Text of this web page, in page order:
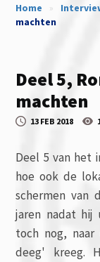
Home »
machten
Deel 5,
machten
13 FEB 2018
Deel 5 van het
hoe ook de
schermen van
jaren nadat hij
toch nog, naar
deeg' kreeg.